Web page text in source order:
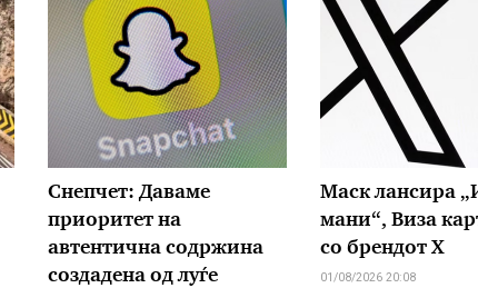
Снепчет: Даваме
приоритет на
автентична содржина
создадена од луѓе
Маск лансира
мани“, Виза
со брендот X
01/08/2026 20:08